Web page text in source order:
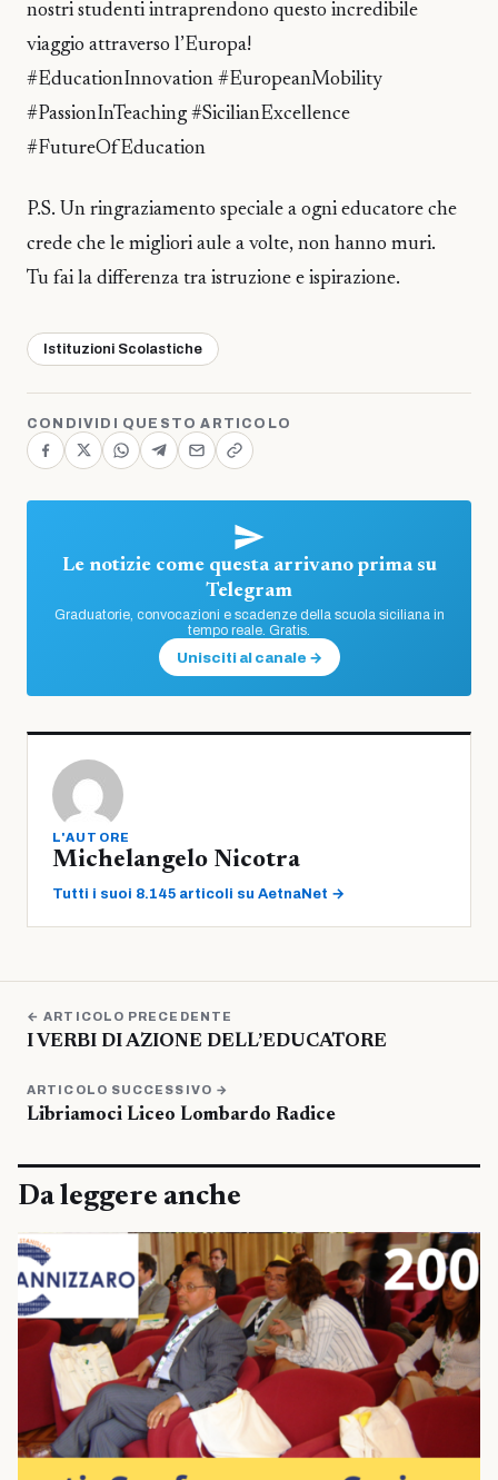
nostri studenti intraprendono questo incredibile
viaggio attraverso l’Europa!
#EducationInnovation #EuropeanMobility
#PassionInTeaching #SicilianExcellence
#FutureOfEducation
P.S. Un ringraziamento speciale a ogni educatore che
crede che le migliori aule a volte, non hanno muri.
Tu fai la differenza tra istruzione e ispirazione.
Istituzioni Scolastiche
CONDIVIDI QUESTO ARTICOLO
Le notizie come questa arrivano prima su
Telegram
Graduatorie, convocazioni e scadenze della scuola siciliana in
tempo reale. Gratis.
Unisciti al canale →
L'AUTORE
Michelangelo Nicotra
Tutti i suoi 8.145 articoli su AetnaNet →
← ARTICOLO PRECEDENTE
I VERBI DI AZIONE DELL’EDUCATORE
ARTICOLO SUCCESSIVO →
Libriamoci Liceo Lombardo Radice
Da leggere anche